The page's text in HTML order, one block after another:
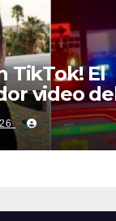
TikTok! El
video
obligó a
médica